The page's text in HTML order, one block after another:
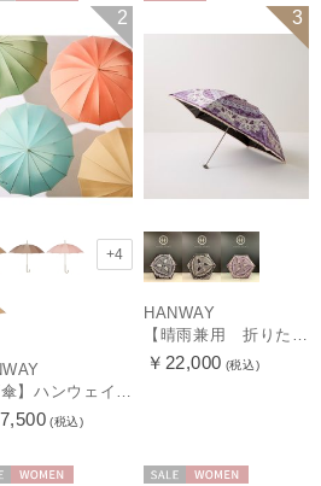
2
+4
【雨傘】ハンウェイ （HANWAY ）真田耳（サナダミミ）長傘 日本製 カーボン骨
(税込)
3
HANWAY
【晴雨兼用 折りたたみ日傘】ハンウェイ（ＨＡＮＷＡＹ）Vestido de frida（べスティード・デ・フリーダ）
￥22,000 (税込)